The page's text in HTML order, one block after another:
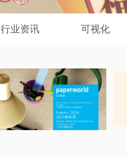
行业资讯 可视化